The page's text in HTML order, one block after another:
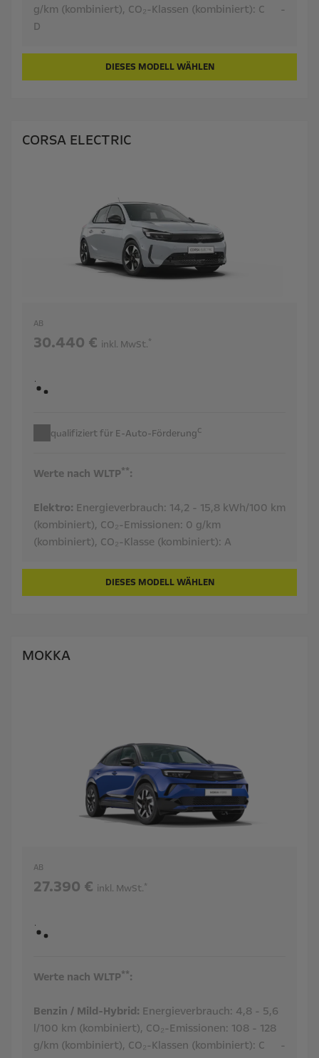
g/km (kombiniert), CO₂-Klassen (kombiniert): C
-
D
DIESES MODELL WÄHLEN
CORSA ELECTRIC
AB
30.440 € inkl. MwSt.*
qualifiziert für E-Auto-Förderungc
Werte nach WLTP**:
Elektro: Energieverbrauch: 14,2 - 15,8 kWh/100 km
(kombiniert), CO₂-Emissionen: 0 g/km
(kombiniert), CO₂-Klasse (kombiniert): A
DIESES MODELL WÄHLEN
MOKKA
AB
27.390 € inkl. MwSt.*
Werte nach WLTP**:
Benzin / Mild-Hybrid: Energieverbrauch: 4,8 - 5,6
l/100 km (kombiniert), CO₂-Emissionen: 108 - 128
g/km (kombiniert), CO₂-Klassen (kombiniert): C
-